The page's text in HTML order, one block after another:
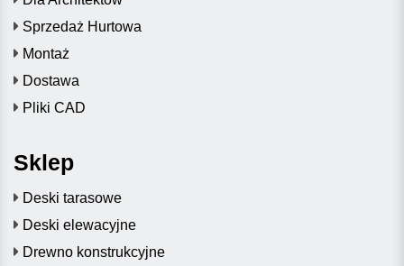
Sprzedaż Hurtowa
Montaż
Dostawa
Pliki CAD
Sklep
Deski tarasowe
Deski elewacyjne
Drewno konstrukcyjne